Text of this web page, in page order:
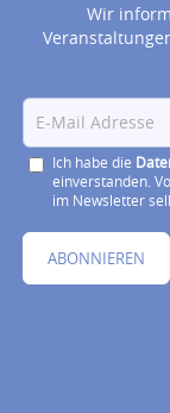
Wir
Ich habe die
einverstanden.
im Newsletter
ABONNIEREN